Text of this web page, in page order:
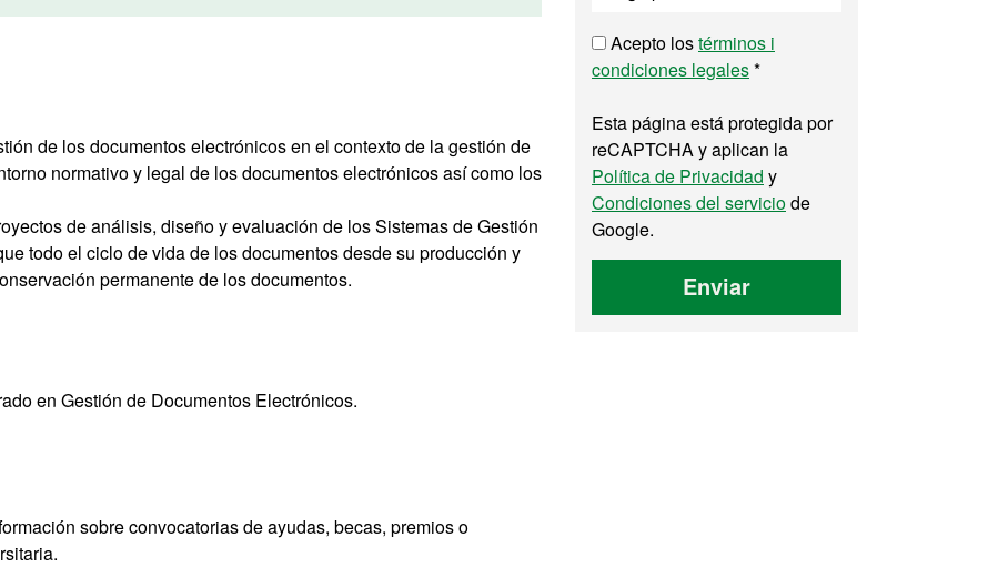
de los documentos electrónicos en el contexto de la gestión de
normativo y legal de los documentos electrónicos así como los
de análisis, diseño y evaluación de los Sistemas de Gestión
todo el ciclo de vida de los documentos desde su producción y
permanente de los documentos.
en Gestión de Documentos Electrónicos.
sobre convocatorias de ayudas, becas, premios o
Acepto lostérminos i
condiciones legales*
Esta página está protegida por
reCAPTCHA y aplican la
Política de Privacidad y
Condiciones del serviciode
Google.
Enviar